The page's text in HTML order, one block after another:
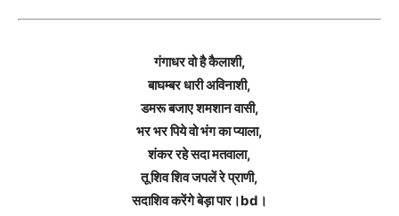
गंगाधर वो है कैलाशी,
बाघम्बर धारी अविनाशी,
डमरू बजाए शमशान वासी,
भर भर पिये वो भंग का प्याला,
शंकर रहे सदा मतवाला,
तू शिव शिव जपलें रे प्राणी,
सदाशिव करेंगे बेड़ा पार।bd।